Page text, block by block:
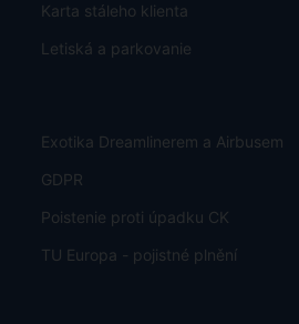
Karta stáleho klienta
Letiská a parkovanie
Exotika Dreamlinerem a Airbusem
GDPR
Poistenie proti úpadku CK
TU Europa - pojistné plnění